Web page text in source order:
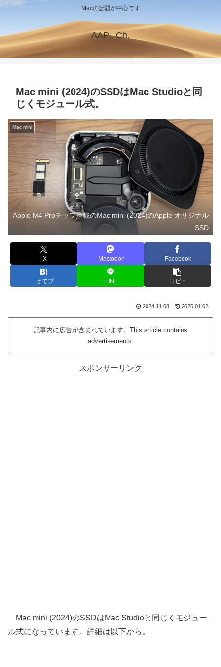
Macの話題が中心です
AAPL Ch.
Mac mini (2024)のSSDはMac Studioと同
じくモジュール式。
Mac mini
Apple M4 Proチップ搭載のMac mini (2024)のApple オリジナル
SSD
X Mastodon Facebook
はてブ LINE コピー
2024.11.08 2025.01.02
記事内に広告が含まれています。This article contains
advertisements.
スポンサーリンク
Mac mini (2024)のSSDはMac Studioと同じくモジュー
ル式になっています。詳細は以下から。